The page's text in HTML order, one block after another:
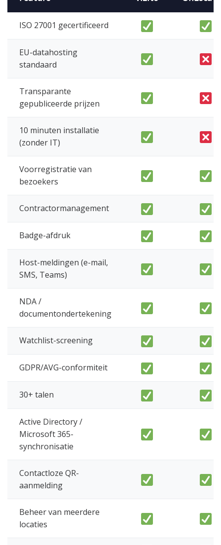
ISO 27001 gecertificeerd
EU-datahosting
standaard
Transparante
gepubliceerde prijzen
10 minuten installatie
(zonder IT)
Voorregistratie van
bezoekers
Contractormanagement
Badge-afdruk
Host-meldingen (e-mail,
SMS, Teams)
NDA /
documentondertekening
Watchlist-screening
GDPR/AVG-conformiteit
30+ talen
Active Directory /
Microsoft 365-
synchronisatie
Contactloze QR-
aanmelding
Beheer van meerdere
locaties